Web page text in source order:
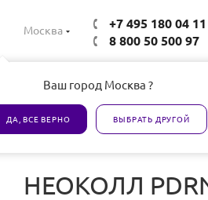
Москва
Ваш город Москва ?
ДА, ВСЕ ВЕРНО ВЫБРАТЬ ДРУГОЙ
+7 495 180 04 11
8 800 50 500 97
Все товары сертифицированы
НЕОКОЛЛ